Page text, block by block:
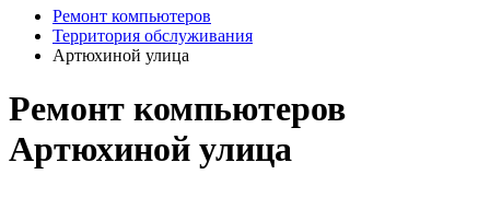
Ремонт компьютеров
Территория обслуживания
Артюхиной улица
Ремонт компьютеров
Артюхиной улица